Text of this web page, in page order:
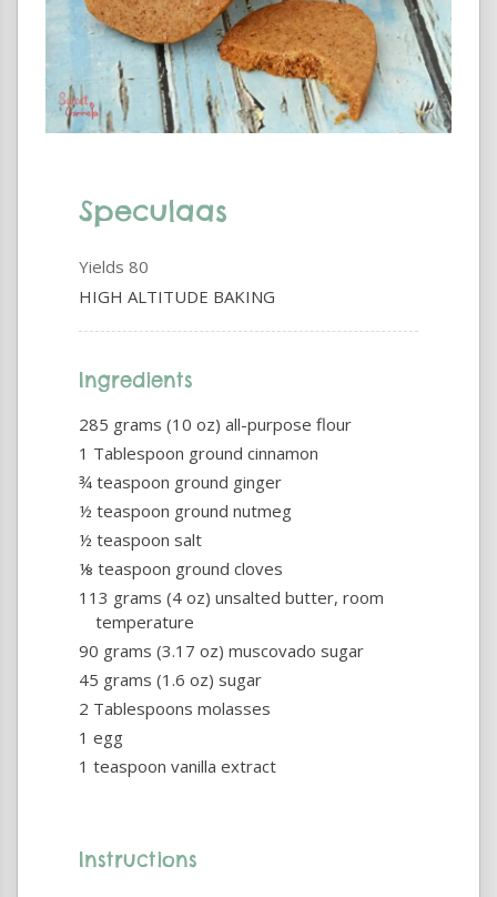
Speculaas
Yields 80
HIGH ALTITUDE BAKING
Ingredients
285 grams (10 oz) all-purpose flour
1 Tablespoon ground cinnamon
¾ teaspoon ground ginger
½ teaspoon ground nutmeg
½ teaspoon salt
⅛ teaspoon ground cloves
113 grams (4 oz) unsalted butter, room
temperature
90 grams (3.17 oz) muscovado sugar
45 grams (1.6 oz) sugar
2 Tablespoons molasses
1 egg
1 teaspoon vanilla extract
Instructions